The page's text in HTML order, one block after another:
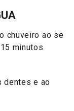
chuveiro ao se
minutos
dentes e ao